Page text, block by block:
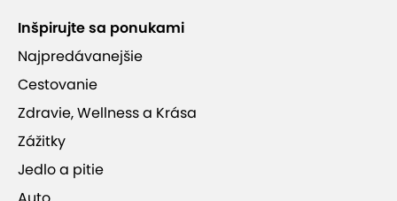
Inšpirujte sa ponukami
Najpredávanejšie
Cestovanie
Zdravie, Wellness a Krása
Zážitky
Jedlo a pitie